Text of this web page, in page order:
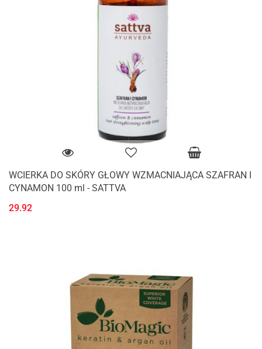
WCIERKA DO SKÓRY GŁOWY WZMACNIAJĄCA SZAFRAN I
CYNAMON 100 ml - SATTVA
29.92